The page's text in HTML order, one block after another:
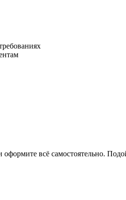
всё самостоятельно.